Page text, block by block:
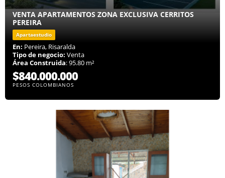
VENTA APARTAMENTOS ZONA EXCLUSIVA CERRITOS
PEREIRA
Apartaestudio
En: Pereira, Risaralda
Tipo de negocio: Venta
Área Construida: 95.80 m²
$840.000.000
PESOS COLOMBIANOS